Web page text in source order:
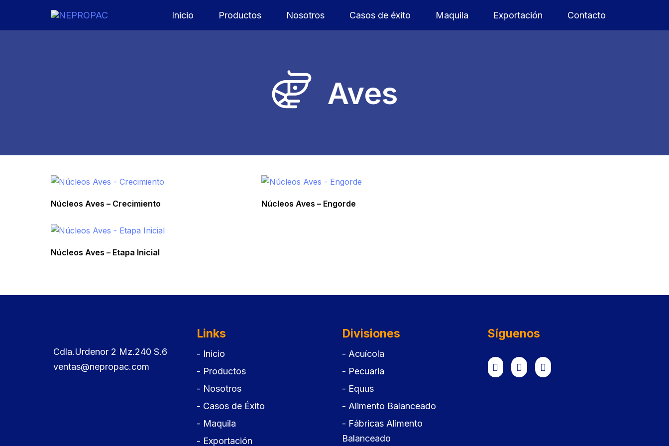
Inicio Productos Nosotros Casos de éxito Maquila Exportación Contacto
Aves
Núcleos Aves – Crecimiento Núcleos Aves – Engorde
Núcleos Aves – Etapa Inicial
Cdla.Urdenor 2 Mz.240 S.6
ventas@nepropac.com
Links
- Inicio
- Productos
- Nosotros
- Casos de Éxito
- Maquila
- Exportación
Divisiones
- Acuícola
- Pecuaria
- Equus
- Alimento Balanceado
- Fábricas Alimento
Balanceado
Síguenos